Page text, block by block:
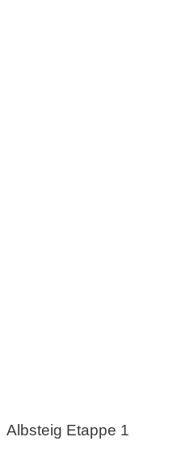
Albsteig Etappe 1